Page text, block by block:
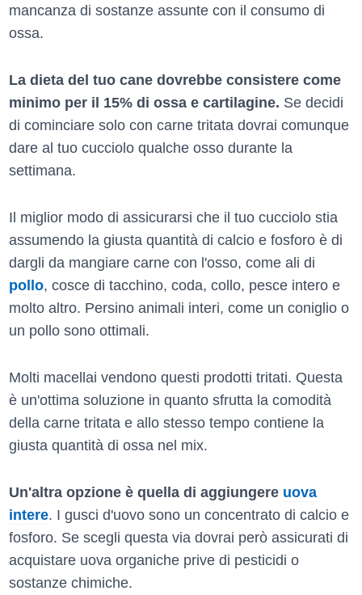
mancanza di sostanze assunte con il consumo di
ossa.
La dieta del tuo cane dovrebbe consistere come
minimo per il 15% di ossa e cartilagine. Se decidi
di cominciare solo con carne tritata dovrai comunque
dare al tuo cucciolo qualche osso durante la
settimana.
Il miglior modo di assicurarsi che il tuo cucciolo stia
assumendo la giusta quantità di calcio e fosforo è di
dargli da mangiare carne con l'osso, come ali di
pollo, cosce di tacchino, coda, collo, pesce intero e
molto altro. Persino animali interi, come un coniglio o
un pollo sono ottimali.
Molti macellai vendono questi prodotti tritati. Questa
è un'ottima soluzione in quanto sfrutta la comodità
della carne tritata e allo stesso tempo contiene la
giusta quantità di ossa nel mix.
Un'altra opzione è quella di aggiungere uova
intere. I gusci d'uovo sono un concentrato di calcio e
fosforo. Se scegli questa via dovrai però assicurati di
acquistare uova organiche prive di pesticidi o
sostanze chimiche.